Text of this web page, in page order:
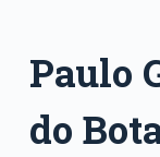
Paulo
do